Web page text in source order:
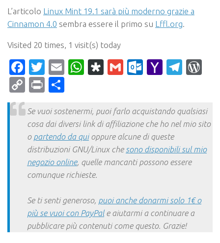
L’articolo Linux Mint 19.1 sarà più moderno grazie a
Cinnamon 4.0 sembra essere il primo su Lffl.org
Visited 20 times, 1 visit(s) today
Facebook
Twitter
EmailWhatsApp
Diaspora
Gmail Yahoo
CopyPrint
Se vuoi sostenermi, puoi farlo acquistando qualsiasi
cosa dai diversi link di affiliazione che ho nel mio sito
o partendo da quioppure alcune di queste
distribuzioni GNU/Linux che sono disponibili sul mio
negozio online, quelle mancanti possono essere
comunque richieste.
Se ti senti generoso, puoi anche donarmi solo 1€ o
più se vuoi con PayPale aiutarmi a continuare a
pubblicare più contenuti come questo. Grazie!